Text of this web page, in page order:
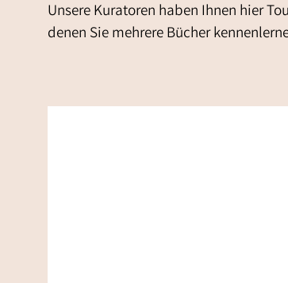
Unsere Kuratoren haben Ihnen hier
denen Sie mehrere Bücher